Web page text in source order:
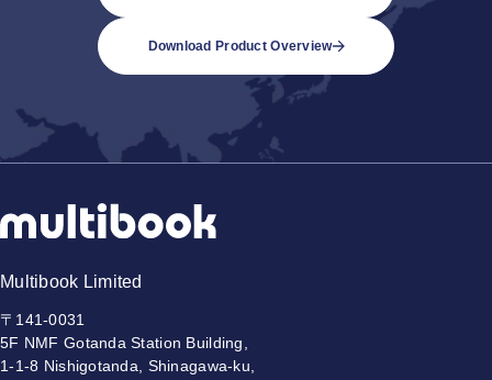
Download Product Overview
Multibook Limited
〒141-0031
5F NMF Gotanda Station Building,
1-1-8 Nishigotanda, Shinagawa-ku,